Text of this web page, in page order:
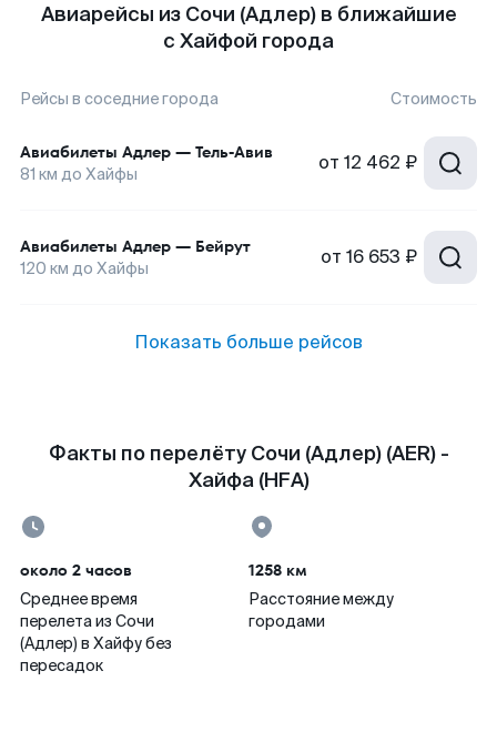
Авиарейсы из Сочи (Адлер) в ближайшие
с Хайфой города
Рейсы в соседние города Стоимость
Авиабилеты Адлер — Тель-Авив
81 км до Хайфы от 12 462 ₽
Авиабилеты Адлер — Бейрут
120 км до Хайфы от 16 653 ₽
Показать больше рейсов
Факты по перелёту Сочи (Адлер) (AER) -
Хайфа (HFA)
около 2 часов
Среднее время
перелета из Сочи
(Адлер) в Хайфу без
пересадок
1258 км
Расстояние между
городами